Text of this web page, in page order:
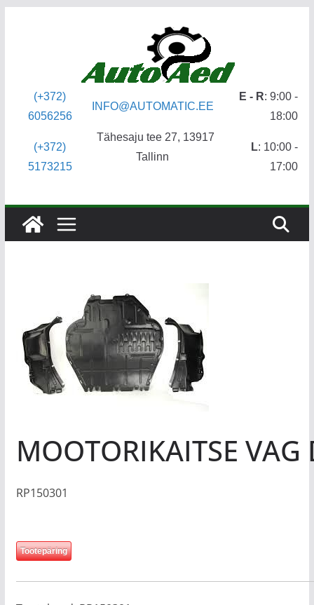
(+372)
6056256
(+372)
5173215
INFO@AUTOMATIC.EE
Tähesaju tee 27, 13917
Tallinn
E - R: 9:00 -
18:00
L: 10:00 -
17:00
MOOTORIKAITSE VAG
RP150301
Tootepäring